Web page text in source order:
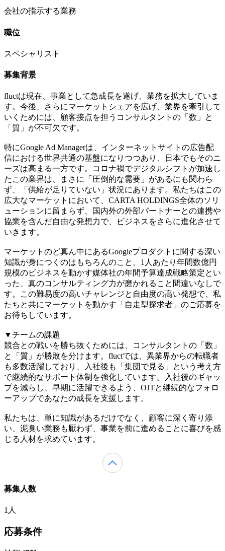
会社の指示する業務
職位
スペシャリスト
募集背景
fluctは現在、事業として急成長を遂げ、業務を拡大していま
す。今後、さらにマーケットシェアを広げ、業界を牽引して
いくためには、顧客接点を担うコンサルタントの「数」と
「質」が不可欠です。
特にGoogle Ad Managerは、インターネットサイトの広告配
信における世界共通の基盤になりつつあり、日本でもそのニ
ーズは高まる一方です。コロナ禍でデジタルシフトが加速し
たこの業界は、まさに「圧倒的な需要」があるにも関わら
ず、「供給が足りていない」状況にあります。私たちはこの
広大なマーケットにおいて、CARTA HOLDINGS全体のソリ
ューションに留まらず、国内外の外部パートナーとの連携や
協業を含んだ自由な発想力で、ビジネスをさらに進化させて
いきます。
マーケットのど真ん中にあるGoogleプロダクトに関する深い
知識が身につくのはもちろんのこと、1人あたり年間数億円
規模のビジネスを動かす媒体社の年間予算達成戦略策定とい
った、真のコンサルティング力が磨かれること間違いなしで
す。この難易度の高いチャレンジと自由度の高い発想で、私
たちと共にマーケットを動かす「自走型探求者」のご応募を
お待ちしています。
▼チームの課題
競合との戦いを勝ち抜くためには、コンサルタントの「数」
と「質」が勝敗を分けます。fluctでは、異業界からの転職者
も多数活躍しており、入社後も「集団で見る」という考え方
で継続的なサポート体制を強化しています。入社後のギャッ
プを減らし、早期に活躍できるよう、OJTと継続的なフォロ
ーアップであなたの成長を支援します。
私たちは、単に知識があるだけでなく、顧客に深く寄り添
い、泥臭い業務も厭わず、事業を前に進めることに喜びを感
じる人材を求めています。
募集人数
1人
応募条件